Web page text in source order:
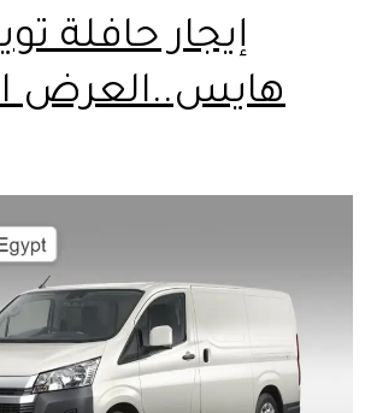
إيجار حافلة
هايس..العرض